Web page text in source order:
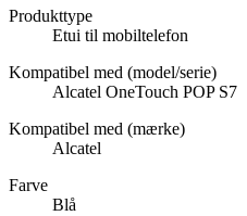
Produkttype
Etui til mobiltelefon
Kompatibel med (model/serie)
Alcatel OneTouch POP S7
Kompatibel med (mærke)
Alcatel
Farve
Blå